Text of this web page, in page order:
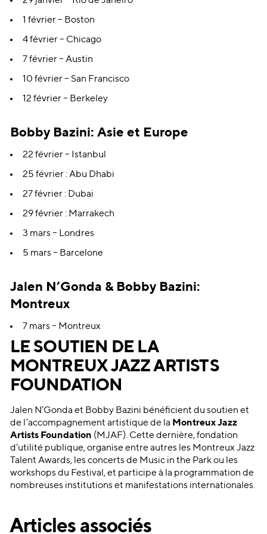
1 février – Boston
4 février – Chicago
7 février – Austin
10 février – San Francisco
12 février – Berkeley
Bobby Bazini: Asie et Europe
22 février – Istanbul
25 février : Abu Dhabi
27 février : Dubai
29 février : Marrakech
3 mars – Londres
5 mars – Barcelone
Jalen N’Gonda & Bobby Bazini:
Montreux
7 mars – Montreux
LE SOUTIEN DE LA
MONTREUX JAZZ ARTISTS
FOUNDATION
Jalen N’Gonda et Bobby Bazini bénéficient du soutien et
de l’accompagnement artistique de la Montreux Jazz
Artists Foundation (MJAF). Cette dernière, fondation
d’utilité publique, organise entre autres les Montreux Jazz
Talent Awards, les concerts de Music in the Park ou les
workshops du Festival, et participe à la programmation de
nombreuses institutions et manifestations internationales.
Articles associés